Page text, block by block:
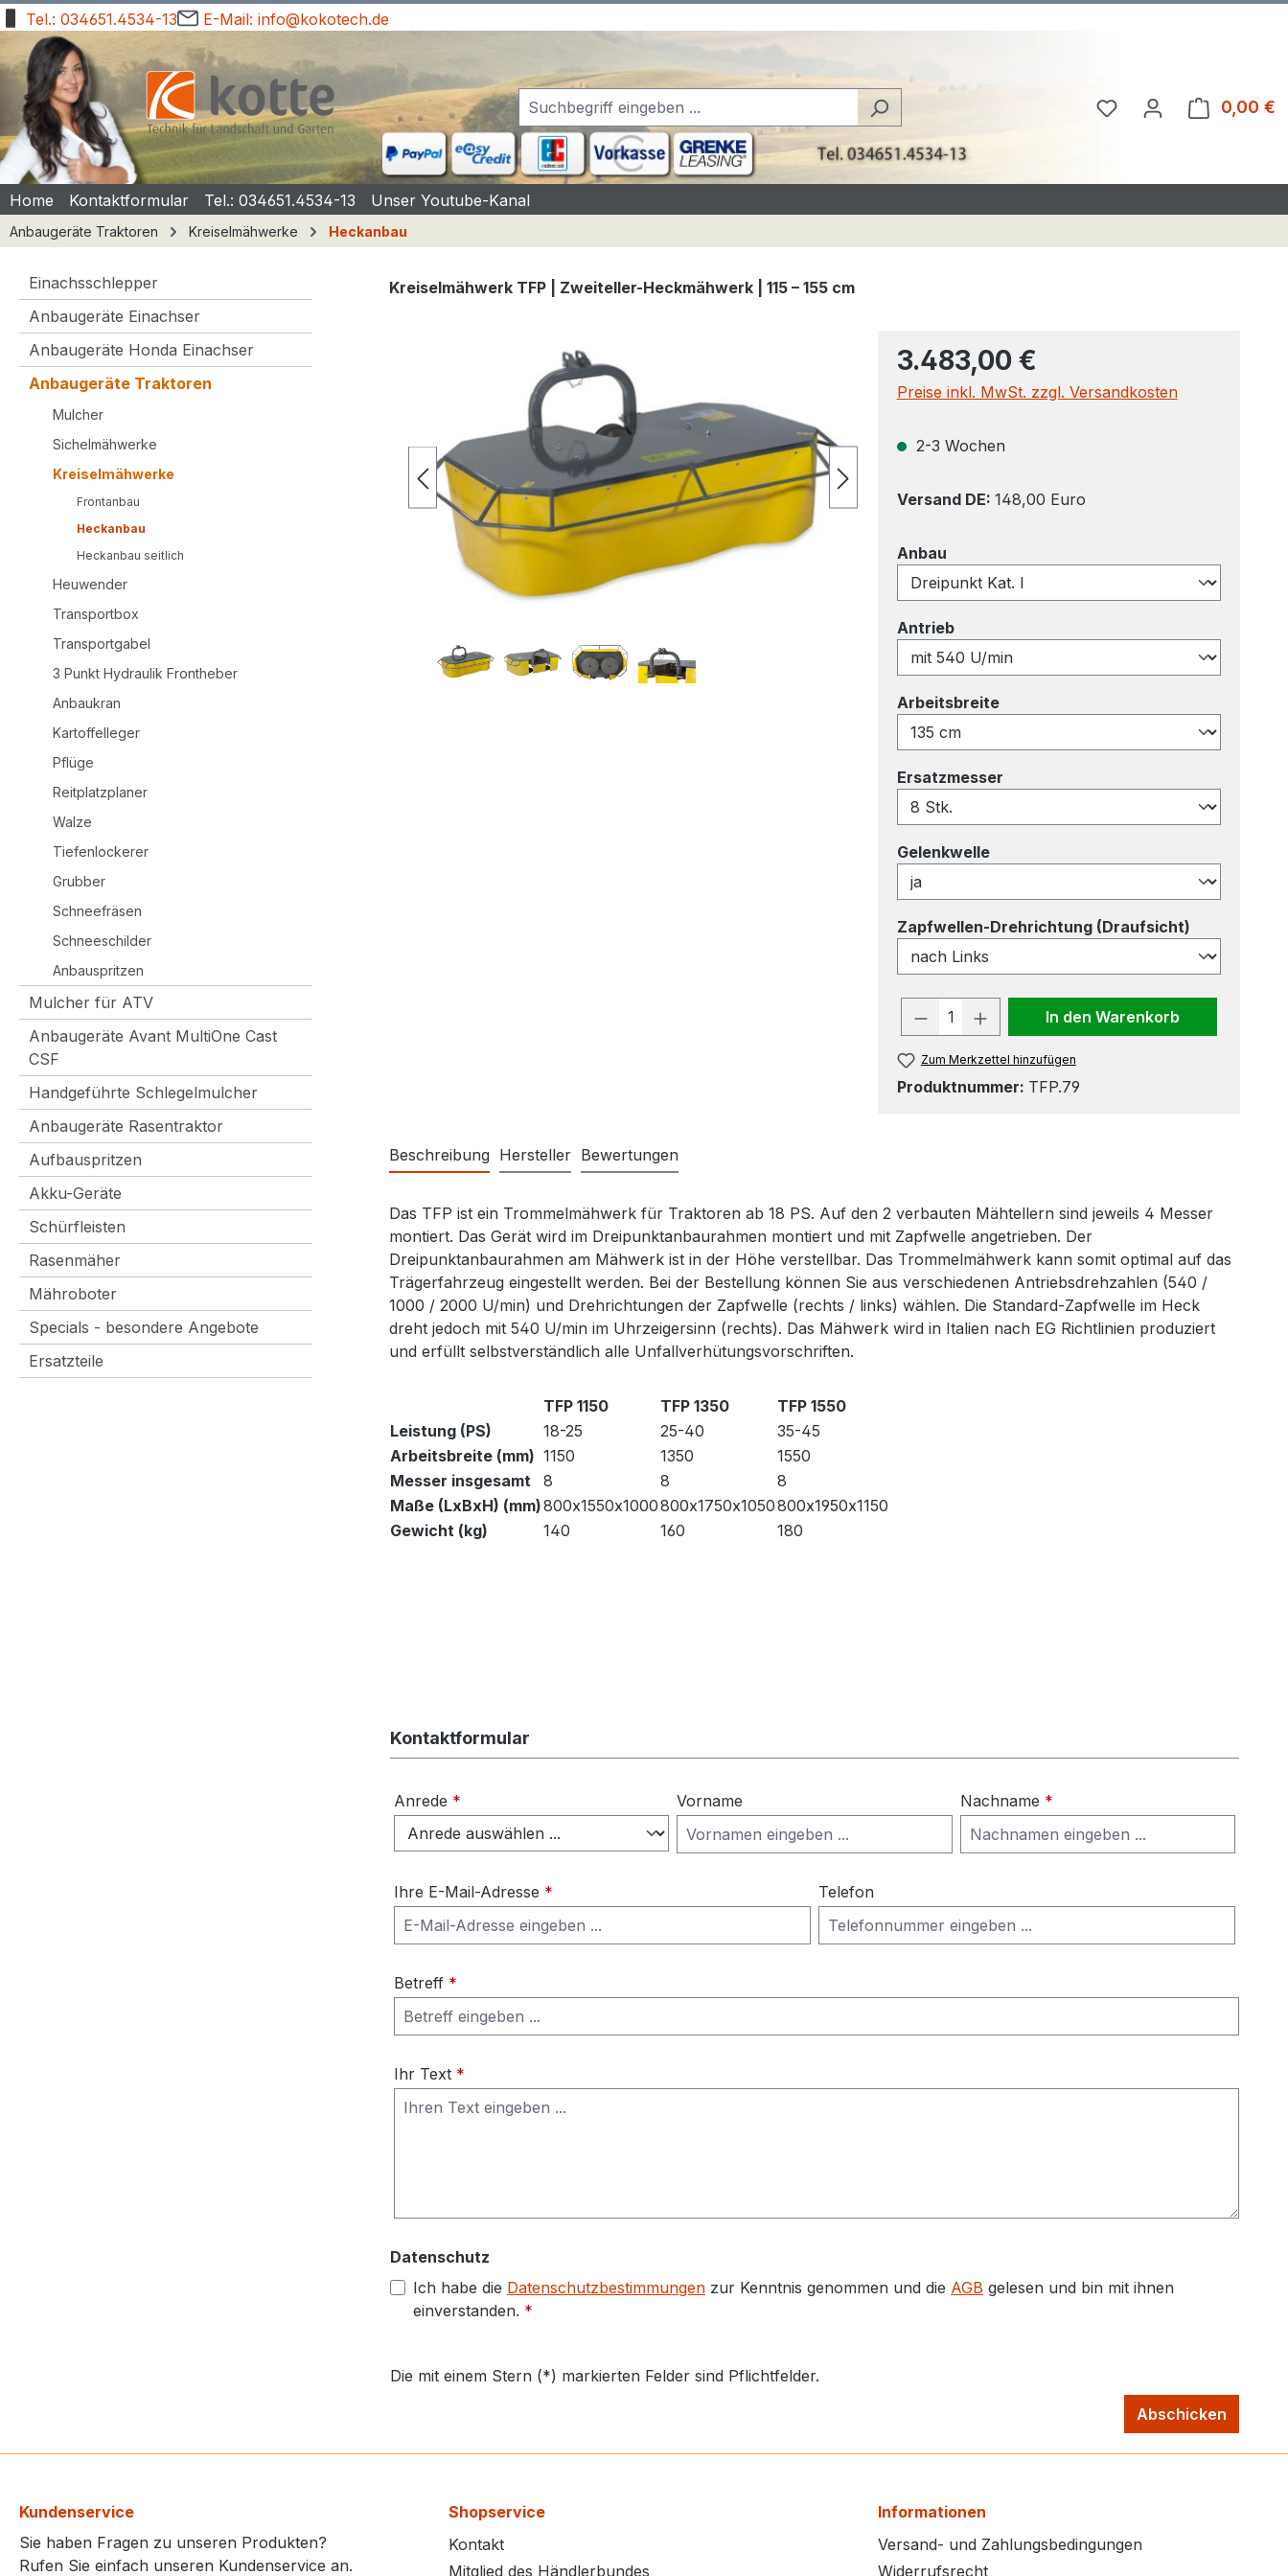
Zur Hauptnavigation springen
Tel.: 034651.4534-13 E-Mail: info@kokotech.de
Du hast 0 Produkte
0,00 €
Home Kontaktformular Tel.: 034651.4534-13 Unser Youtube-Kanal
Anbaugeräte Traktoren Kreiselmähwerke Heckanbau
Einachsschlepper
Anbaugeräte Einachser
Anbaugeräte Honda Einachser
Anbaugeräte Traktoren
Mulcher
Sichelmähwerke
Kreiselmähwerke
Frontanbau
Heckanbau
Heckanbau seitlich
Heuwender
Transportbox
Transportgabel
3 Punkt Hydraulik Frontheber
Anbaukran
Kartoffelleger
Pflüge
Reitplatzplaner
Walze
Tiefenlockerer
Grubber
Schneefräsen
Schneeschilder
Anbauspritzen
Mulcher für ATV
Anbaugeräte Avant MultiOne Cast
CSF
Handgeführte Schlegelmulcher
Anbaugeräte Rasentraktor
Aufbauspritzen
Akku-Geräte
Schürfleisten
Rasenmäher
Mähroboter
Specials - besondere Angebote
Ersatzteile
Kreiselmähwerk TFP | Zweiteller-Heckmähwerk | 115 – 155 cm
3.483,00 €
Preise inkl. MwSt. zzgl. Versandkosten
2-3 Wochen
Versand DE: 148,00 Euro
Anbauauswählen
Antriebauswählen
Arbeitsbreiteauswählen
Ersatzmesserauswählen
Gelenkwelleauswählen
Zapfwellen-Drehrichtung (Draufsicht)auswählen
Produkt Anzahl: Gib den
In den Warenkorb
Zum Merkzettel hinzufügen
Produktnummer: TFP.79
Beschreibung Hersteller Bewertungen
Das TFP ist ein Trommelmähwerk für Traktoren ab 18 PS. Auf den 2 verbauten Mähtellern sind jeweils 4 Messer
montiert. Das Gerät wird im Dreipunktanbaurahmen montiert und mit Zapfwelle angetrieben. Der
Dreipunktanbaurahmen am Mähwerk ist in der Höhe verstellbar. Das Trommelmähwerk kann somit optimal auf das
Trägerfahrzeug eingestellt werden. Bei der Bestellung können Sie aus verschiedenen Antriebsdrehzahlen (540 /
1000 / 2000 U/min) und Drehrichtungen der Zapfwelle (rechts / links) wählen. Die Standard-Zapfwelle im Heck
dreht jedoch mit 540 U/min im Uhrzeigersinn (rechts). Das Mähwerk wird in Italien nach EG Richtlinien produziert
und erfüllt selbstverständlich alle Unfallverhütungsvorschriften.
TFP 1150 TFP 1350
TFP 1550
Leistung (PS)
18-25 25-40
35-45
Arbeitsbreite (mm) 1150 1350
1550
Messer insgesamt
8 8
8
Maße (LxBxH) (mm)800x1550x1000800x1750x1050800x1950x1150
Gewicht (kg)
140 160 180
Kontaktformular
Anrede * Vorname Nachname *
Ihre E-Mail-Adresse * Telefon
Betreff *
Ihr Text *
Datenschutz
Ich habe die Datenschutzbestimmungen zur Kenntnis genommen und die AGB gelesen und bin mit ihnen
einverstanden. *
Die mit einem Stern (*) markierten Felder sind Pflichtfelder.
Abschicken
Kundenservice
Sie haben Fragen zu unseren Produkten?
Rufen Sie einfach unseren Kundenservice an.
Shopservice
Kontakt
Mitglied des Händlerbundes
Informationen
Versand- und Zahlungsbedingungen
Widerrufsrecht